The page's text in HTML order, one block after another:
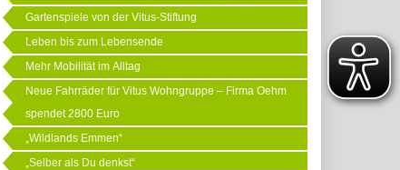
Gartenspiele von der Vitus-Stiftung
Leben bis zum Lebensende
Mehr Mobilität im Alltag
Neue Fahrräder für Vitus Wohngruppe – Firma Oehm
spendet 2800 Euro
„Wildlands Emmen“
„Selber als Du denkst“